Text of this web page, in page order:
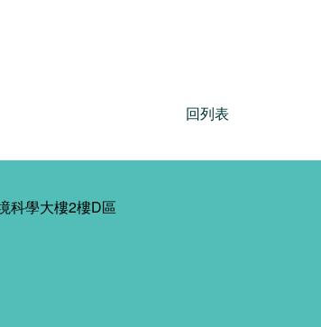
回列表
科學大樓2樓D區